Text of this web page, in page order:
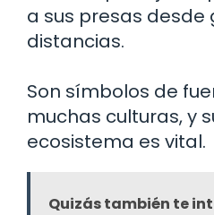
a sus presas desde
distancias.
Son símbolos de
muchas culturas, y
ecosistema es vital.
Quizás también te